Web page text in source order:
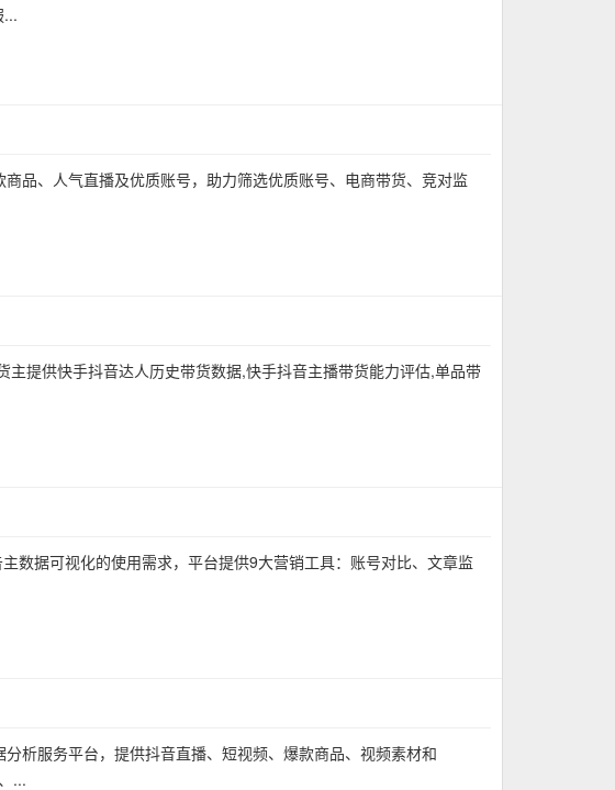
...
品、人气直播及优质账号，助力筛选优质账号、电商带货、竞对监
提供快手抖音达⼈历史带货数据,快手抖音主播带货能⼒评估,单品带
数据可视化的使用需求，平台提供9大营销工具：账号对比、文章监
析服务平台，提供抖音直播、短视频、爆款商品、视频素材和
...